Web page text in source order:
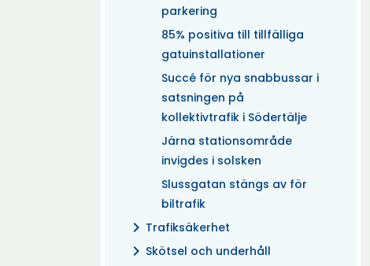
parkering
85% positiva till tillfälliga
gatuinstallationer
Succé för nya snabbussar i
satsningen på
kollektivtrafik i Södertälje
Järna stationsområde
invigdes i solsken
Slussgatan stängs av för
biltrafik
chevron_right Trafiksäkerhet
chevron_right Skötsel och underhåll